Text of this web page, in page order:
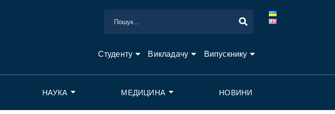
Студенту Викладачу Випускнику
НАУКА МЕДИЦИНА НОВИНИ